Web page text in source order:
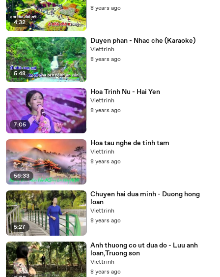
4:32
8 years ago
5:48
Duyen phan - Nhac che (Karaoke)
Viettrinh
8 years ago
7:05
Hoa Trinh Nu - Hai Yen
Viettrinh
8 years ago
56:33
Hoa tau nghe de tinh tam
Viettrinh
8 years ago
5:27
Chuyen hai dua minh - Duong hong
loan
Viettrinh
8 years ago
Anh thuong co ut dua do - Luu anh
loan,Truong son
Viettrinh
8 years ago